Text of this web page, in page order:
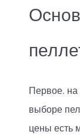
Первое, на
выборе
цены есть